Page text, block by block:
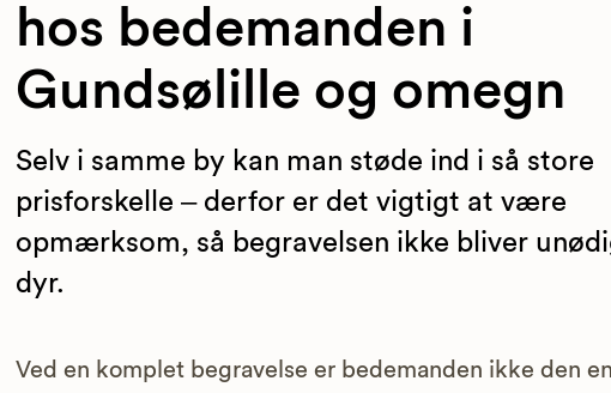
hos bedemanden i
Gundsølille og omegn
Selv i samme by kan man støde ind i så store
prisforskelle – derfor er det vigtigt at være
opmærksom, så begravelsen ikke bliver
dyr.
Ved en komplet begravelse er bedemanden ikke den